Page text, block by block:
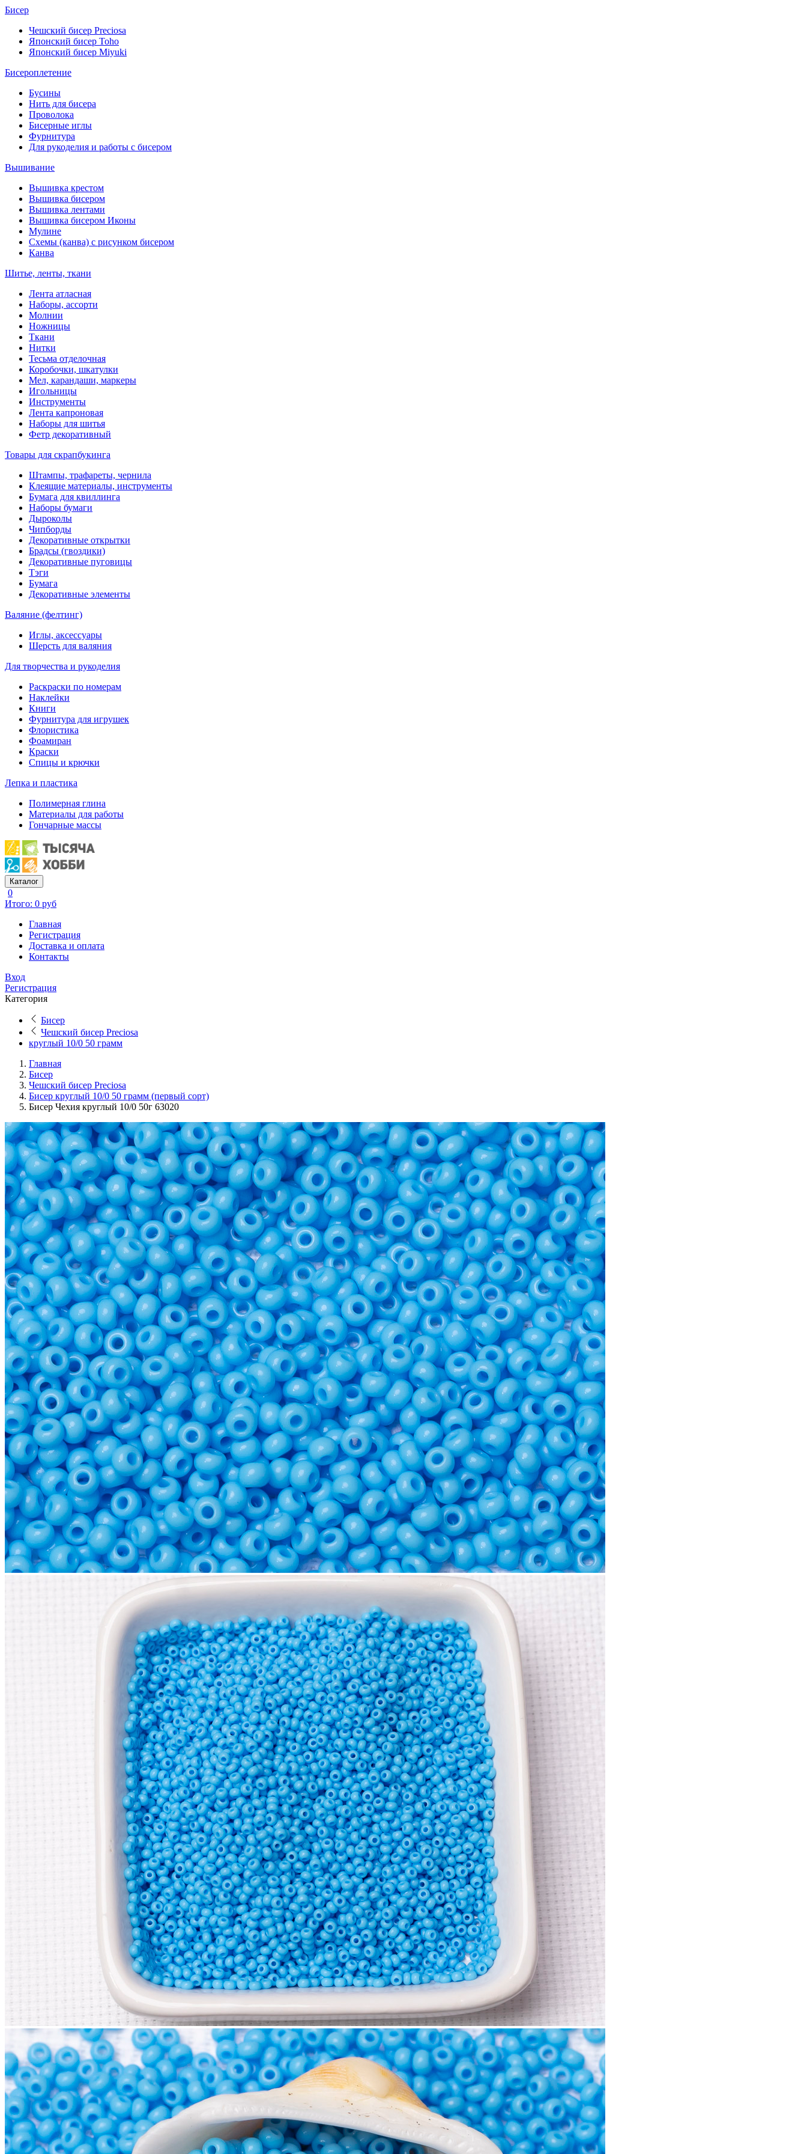
Бисер
Чешский бисер Preciosa
Японский бисер Toho
Японский бисер Miyuki
Бисероплетение
Бусины
Нить для бисера
Проволока
Бисерные иглы
Фурнитура
Для рукоделия и работы с бисером
Вышивание
Вышивка крестом
Вышивка бисером
Вышивка лентами
Вышивка бисером Иконы
Мулине
Схемы (канва) с рисунком бисером
Канва
Шитье, ленты, ткани
Лента атласная
Наборы, ассорти
Молнии
Ножницы
Ткани
Нитки
Тесьма отделочная
Коробочки, шкатулки
Мел, карандаши, маркеры
Игольницы
Инструменты
Лента капроновая
Наборы для шитья
Фетр декоративный
Товары для скрапбукинга
Штампы, трафареты, чернила
Клеящие материалы, инструменты
Бумага для квиллинга
Наборы бумаги
Дыроколы
Чипборды
Декоративные открытки
Брадсы (гвоздики)
Декоративные пуговицы
Тэги
Бумага
Декоративные элементы
Валяние (фелтинг)
Иглы, аксессуары
Шерсть для валяния
Для творчества и рукоделия
Раскраски по номерам
Наклейки
Книги
Фурнитура для игрушек
Флористика
Фоамиран
Краски
Спицы и крючки
Лепка и пластика
Полимерная глина
Материалы для работы
Гончарные массы
Каталог
0
Итого: 0 руб
Главная
Регистрация
Доставка и оплата
Контакты
Вход
Регистрация
Категория
Бисер
Чешский бисер Preciosa
круглый 10/0 50 грамм
Главная
Бисер
Чешский бисер Preciosa
Бисер круглый 10/0 50 грамм (первый сорт)
Бисер Чехия круглый 10/0 50г 63020